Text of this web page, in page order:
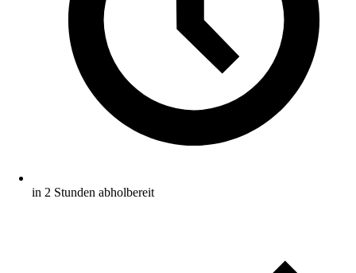
in 2 Stunden abholbereit